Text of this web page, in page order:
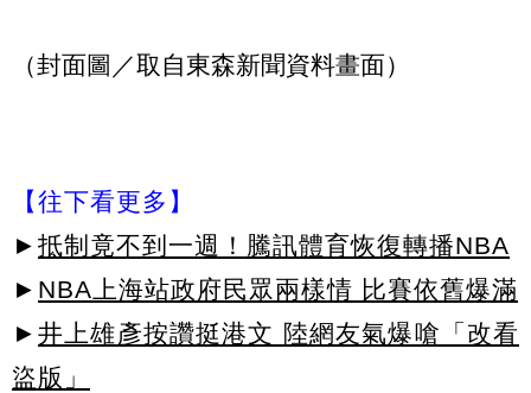
（封面圖／取自東森新聞資料畫面）
【往下看更多】
► 抵制竟不到一週！騰訊體育恢復轉播NBA
► NBA上海站政府民眾兩樣情 比賽依舊爆滿
► 井上雄彥按讚挺港文 陸網友氣爆嗆「改看
盜版」